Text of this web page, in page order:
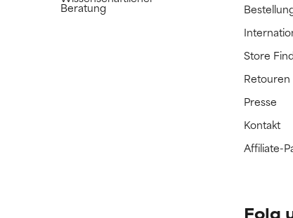
Beratung
Store
Retouren
Presse
Kontakt
Affiliate-
Folg